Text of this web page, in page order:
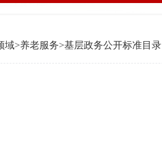
域>养老服务>基层政务公开标准目录